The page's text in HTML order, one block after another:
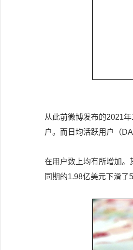
从此前微博发布的2021
户。而日均活跃用户（
在用户数上均有所增加。
同期的1.98亿美元下滑了